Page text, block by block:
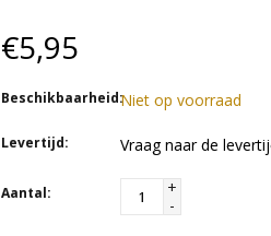
€5,95
Beschikbaarheid:Niet op voorraad
Levertijd: Vraag naar de
Aantal:
+
-